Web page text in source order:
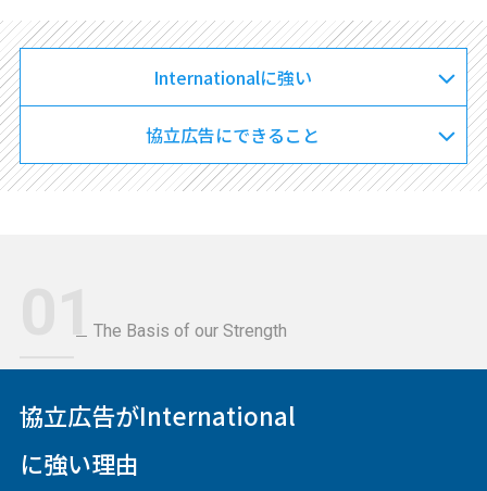
Internationalに強い
協立広告にできること
The Basis of our Strength
協立広告がInternational
に強い理由